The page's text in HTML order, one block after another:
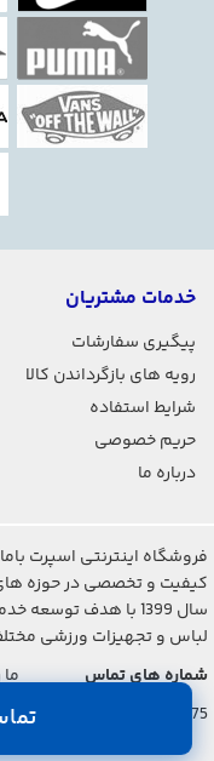
خدمات مشتریان
پیگیری سفارشات
رویه های بازگرداندن کالا
شرایط استفاده
حریم خصوصی
درباره ما
کیفیت و تخصصی در حوزه
سال 1399 با هدف
لباس و تجهیزات ورزشی
شماره های تماس
021-2842-7275